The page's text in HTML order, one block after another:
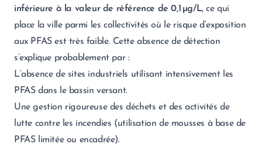
inférieure à la valeur de référence de 0,1 µg/L, ce qui
place la ville parmi les collectivités où le risque d’exposition
aux PFAS est très faible. Cette absence de détection
s’explique probablement par :
L’absence de sites industriels utilisant intensivement les
PFAS dans le bassin versant.
Une gestion rigoureuse des déchets et des activités de
lutte contre les incendies (utilisation de mousses à base de
PFAS limitée ou encadrée).